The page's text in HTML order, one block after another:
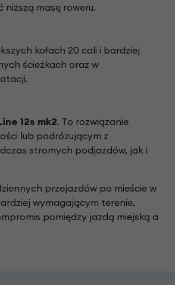
masę roweru.
kołach 20 cali i bardziej
ścieżkach oraz w
12s mk2. To rozwiązanie
lub podróżującym z
stromych podjazdów, jak i
przejazdów po mieście w
wymagającym terenie,
pomiędzy jazdą miejską a